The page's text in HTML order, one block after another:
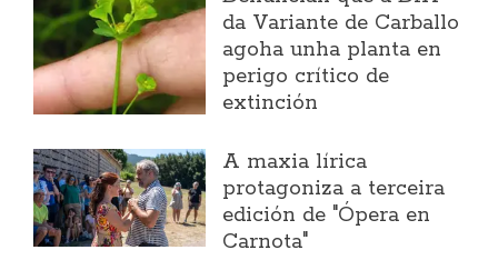
da Variante de Carballo
agoha unha planta en
perigo crítico de
extinción
A maxia lírica
protagoniza a terceira
edición de "Ópera en
Carnota"